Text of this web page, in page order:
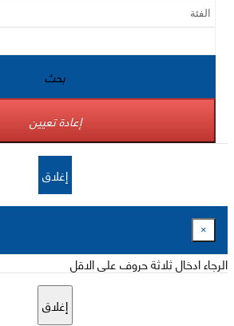
بحث
إعادة تعيين
إغلاق
×
الرجاء ادخال ثلاثة حروف على الاقل
إغلاق